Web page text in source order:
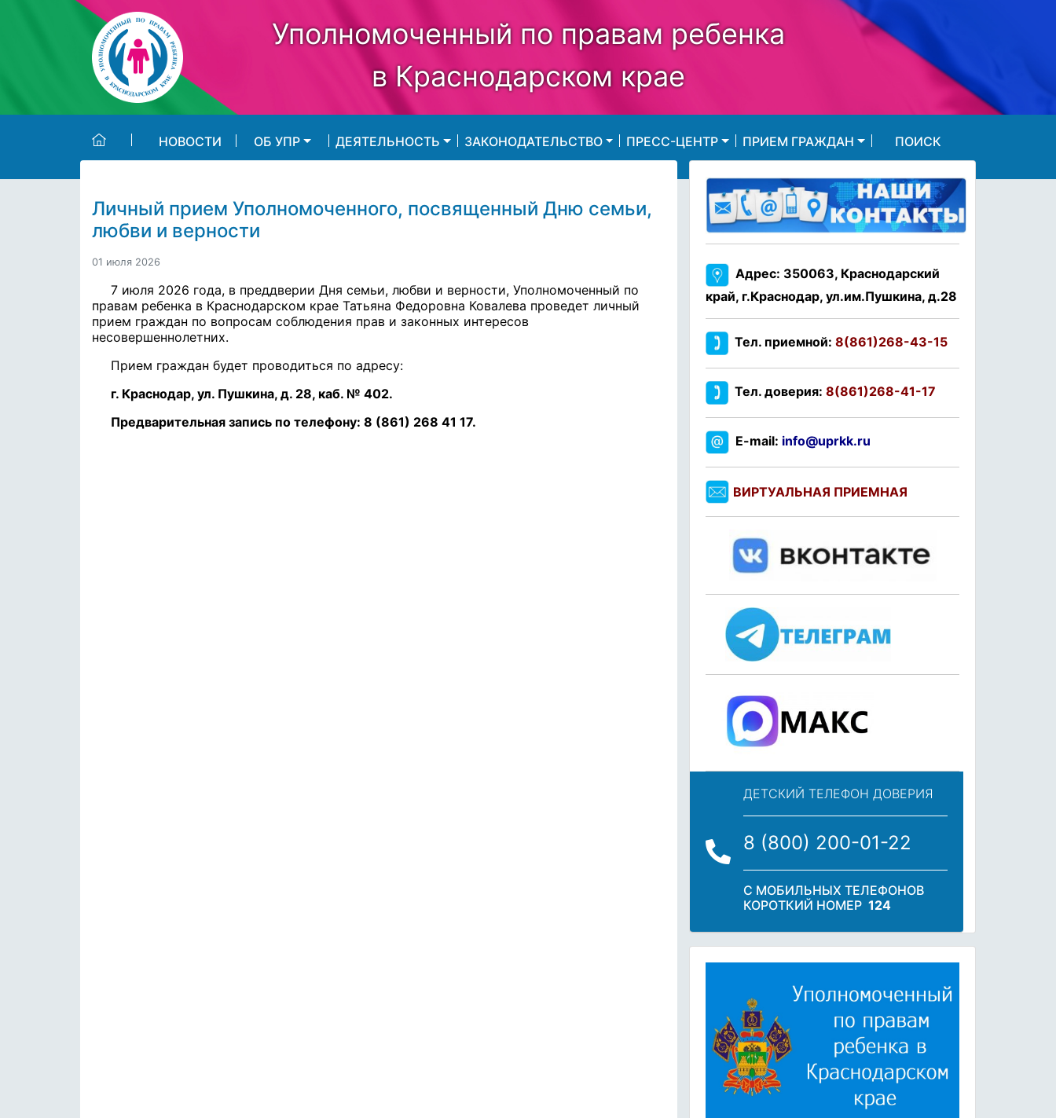
Skip to main content
Уполномоченный по правам ребенка
в Краснодарском крае
НОВОСТИ ОБ УПР ДЕЯТЕЛЬНОСТЬ ЗАКОНОДАТЕЛЬСТВО ПРЕСС-ЦЕНТР ПРИЕМ ГРАЖДАН ПОИСК
Личный прием Уполномоченного, посвященный Дню семьи,
любви и верности
01 июля 2026
7 июля 2026 года, в преддверии Дня семьи, любви и верности, Уполномоченный по
правам ребенка в Краснодарском крае Татьяна Федоровна Ковалева проведет личный
прием граждан по вопросам соблюдения прав и законных интересов
несовершеннолетних.
Прием граждан будет проводиться по адресу:
г. Краснодар, ул. Пушкина, д. 28, каб. № 402.
Предварительная запись по телефону: 8 (861) 268 41 17.
Адрес: 350063, Краснодарский
край, г.Краснодар, ул.им.Пушкина, д.28
Тел. приемной: 8(861)268-43-15
Тел. доверия: 8(861)268-41-17
E-mail: info@uprkk.ru
ВИРТУАЛЬНАЯ ПРИЕМНАЯ
ДЕТСКИЙ ТЕЛЕФОН ДОВЕРИЯ
8 (800) 200-01-22
С МОБИЛЬНЫХ ТЕЛЕФОНОВ
КОРОТКИЙ НОМЕР 124